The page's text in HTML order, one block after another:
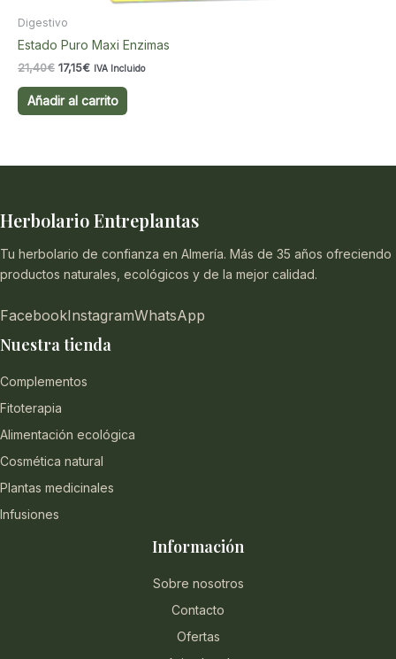
Digestivo
Estado Puro Maxi Enzimas
21,40€ El
original
era:
17,15€El
actual
es:
IVA Incluido
Añadir al carrito
Herbolario Entreplantas
Tu herbolario de confianza en Almería. Más de 35 años ofreciendo
productos naturales, ecológicos y de la mejor calidad.
FacebookInstagramWhatsApp
Nuestra tienda
Complementos
Fitoterapia
Alimentación ecológica
Cosmética natural
Plantas medicinales
Infusiones
Información
Sobre nosotros
Contacto
Ofertas